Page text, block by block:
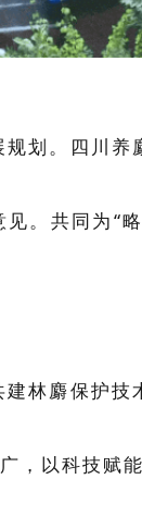
划。四川
。共同为“
林麝保护
以科技赋